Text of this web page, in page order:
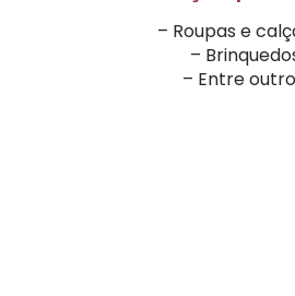
– Roupas e
–
– Entre